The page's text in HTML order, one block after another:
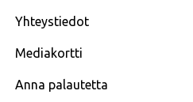
Yhteystiedot
Mediakortti
Anna palautetta